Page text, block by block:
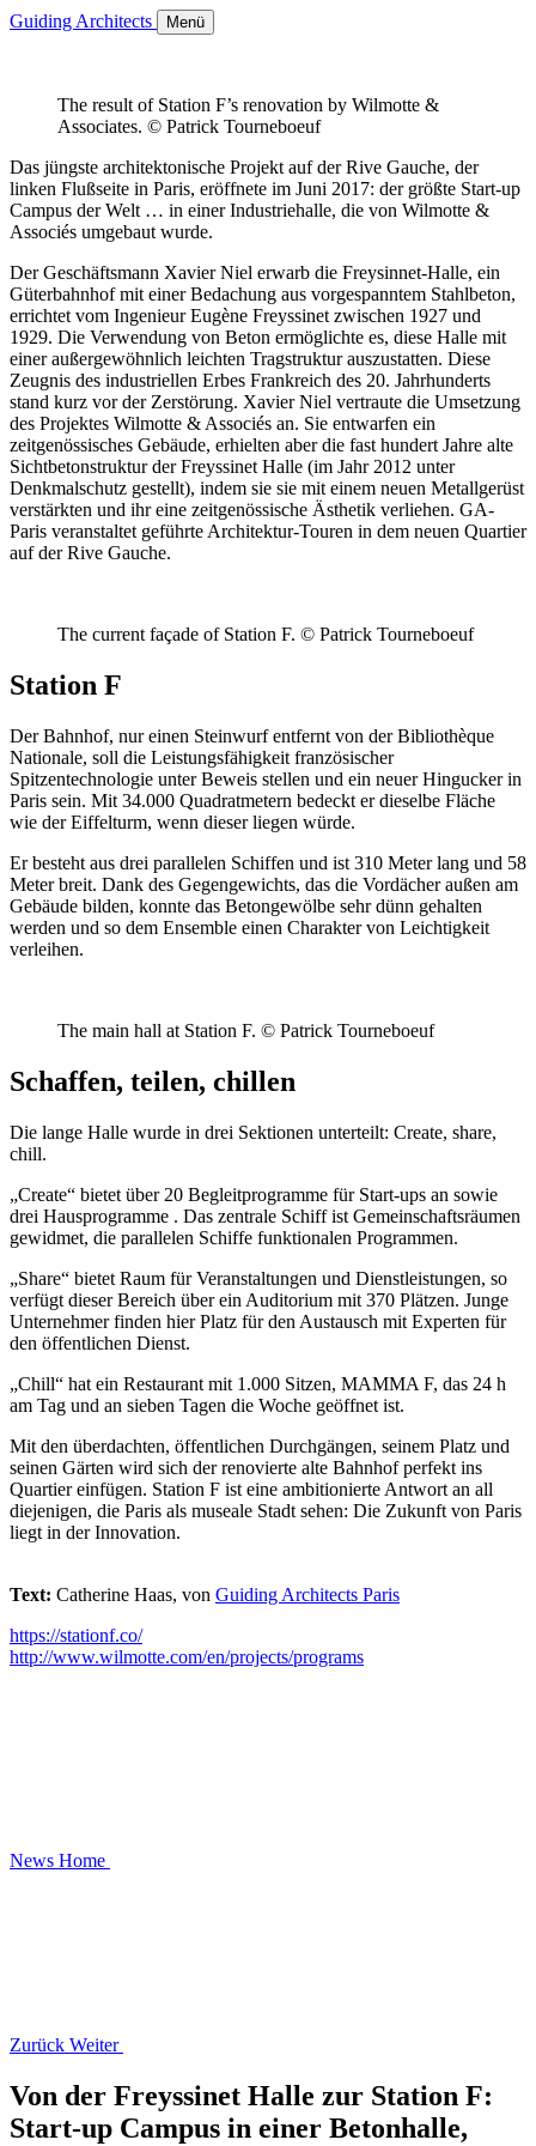
Guiding Architects Menü
The result of Station F’s renovation by Wilmotte &
Associates. © Patrick Tourneboeuf
Das jüngste architektonische Projekt auf der Rive Gauche, der
linken Flußseite in Paris, eröffnete im Juni 2017: der größte Start-up
Campus der Welt … in einer Industriehalle, die von Wilmotte &
Associés umgebaut wurde.
Der Geschäftsmann Xavier Niel erwarb die Freysinnet-Halle, ein
Güterbahnhof mit einer Bedachung aus vorgespanntem Stahlbeton,
errichtet vom Ingenieur Eugène Freyssinet zwischen 1927 und
1929. Die Verwendung von Beton ermöglichte es, diese Halle mit
einer außergewöhnlich leichten Tragstruktur auszustatten. Diese
Zeugnis des industriellen Erbes Frankreich des 20. Jahrhunderts
stand kurz vor der Zerstörung. Xavier Niel vertraute die Umsetzung
des Projektes Wilmotte & Associés an. Sie entwarfen ein
zeitgenössisches Gebäude, erhielten aber die fast hundert Jahre alte
Sichtbetonstruktur der Freyssinet Halle (im Jahr 2012 unter
Denkmalschutz gestellt), indem sie sie mit einem neuen Metallgerüst
verstärkten und ihr eine zeitgenössische Ästhetik verliehen. GA-
Paris veranstaltet geführte Architektur-Touren in dem neuen Quartier
auf der Rive Gauche.
The current façade of Station F. © Patrick Tourneboeuf
Station F
Der Bahnhof, nur einen Steinwurf entfernt von der Bibliothèque
Nationale, soll die Leistungsfähigkeit französischer
Spitzentechnologie unter Beweis stellen und ein neuer Hingucker in
Paris sein. Mit 34.000 Quadratmetern bedeckt er dieselbe Fläche
wie der Eiffelturm, wenn dieser liegen würde.
Er besteht aus drei parallelen Schiffen und ist 310 Meter lang und 58
Meter breit. Dank des Gegengewichts, das die Vordächer außen am
Gebäude bilden, konnte das Betongewölbe sehr dünn gehalten
werden und so dem Ensemble einen Charakter von Leichtigkeit
verleihen.
The main hall at Station F. © Patrick Tourneboeuf
Schaffen, teilen, chillen
Die lange Halle wurde in drei Sektionen unterteilt: Create, share,
chill.
„Create“ bietet über 20 Begleitprogramme für Start-ups an sowie
drei Hausprogramme . Das zentrale Schiff ist Gemeinschaftsräumen
gewidmet, die parallelen Schiffe funktionalen Programmen.
„Share“ bietet Raum für Veranstaltungen und Dienstleistungen, so
verfügt dieser Bereich über ein Auditorium mit 370 Plätzen. Junge
Unternehmer finden hier Platz für den Austausch mit Experten für
den öffentlichen Dienst.
„Chill“ hat ein Restaurant mit 1.000 Sitzen, MAMMA F, das 24 h
am Tag und an sieben Tagen die Woche geöffnet ist.
Mit den überdachten, öffentlichen Durchgängen, seinem Platz und
seinen Gärten wird sich der renovierte alte Bahnhof perfekt ins
Quartier einfügen. Station F ist eine ambitionierte Antwort an all
diejenigen, die Paris als museale Stadt sehen: Die Zukunft von Paris
liegt in der Innovation.
Text: Catherine Haas, von Guiding Architects Paris
https://stationf.co/
http://www.wilmotte.com/en/projects/programs
News Home
Zurück Weiter
Von der Freyssinet Halle zur Station F:
Start-up Campus in einer Betonhalle,